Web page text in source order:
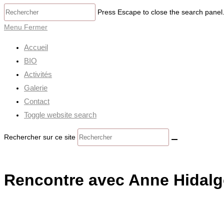
Press Escape to close the search panel.
Menu Fermer
Accueil
BIO
Activités
Galerie
Contact
Toggle website search
Rechercher sur ce site
Rencontre avec Anne